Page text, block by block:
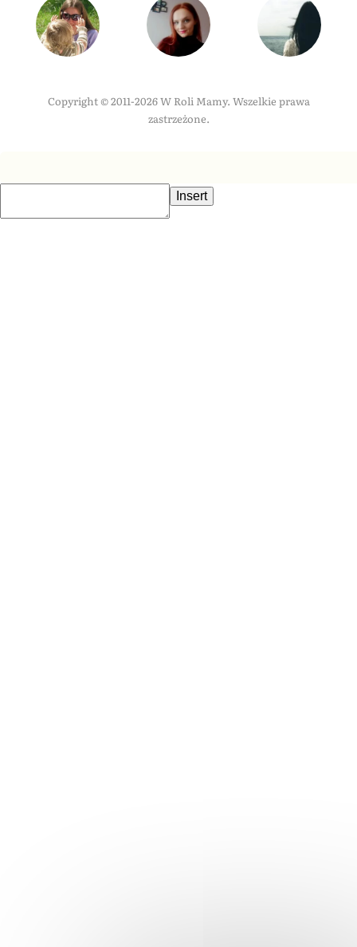
Copyright © 2011-2026 W Roli Mamy. Wszelkie prawa
zastrzeżone.
Insert